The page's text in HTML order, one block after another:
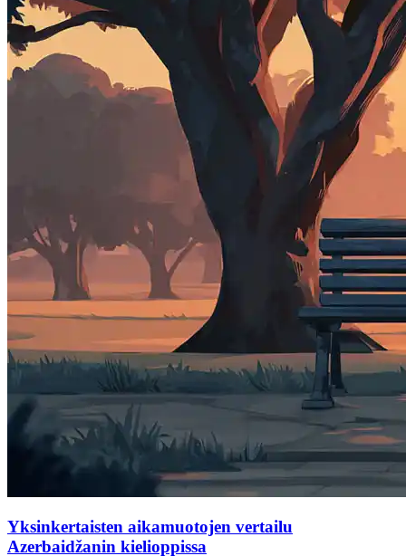
Yksinkertaisten aikamuotojen vertailu
Azerbaidžanin kielioppissa